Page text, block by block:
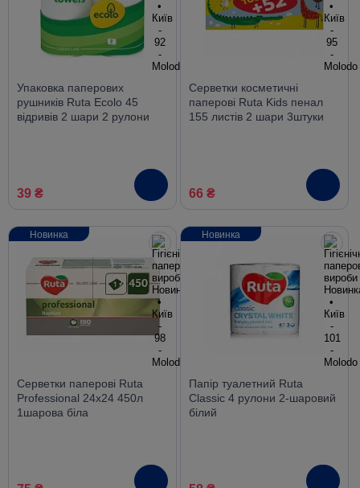
Упаковка паперових
рушників Ruta Ecolo 45
відривів 2 шари 2 рулони
39 ₴
Серветки косметичні
паперові Ruta Kids пенал
155 листів 2 шари 3штуки
66 ₴
Серветки паперові Ruta
Professional 24х24 450л
1шарова біла
Новинка
Папір туалетний Ruta
Classic 4 рулони 2-шаровий
білий
Новинка